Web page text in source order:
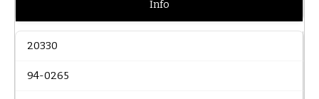
Info
20330
94-0265